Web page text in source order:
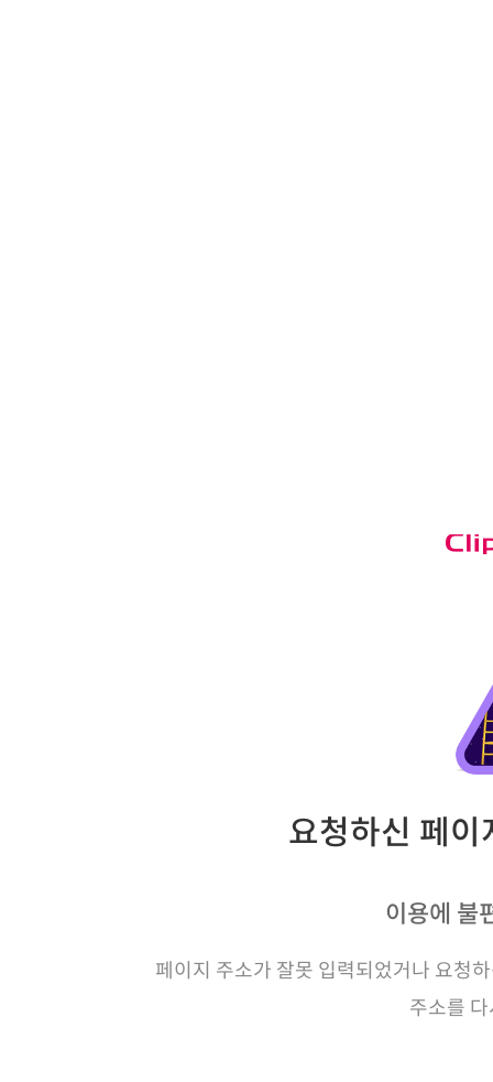
요청하신 페
이용에 불
페이지 주소가 잘못 입력되었거나 요청
주소를